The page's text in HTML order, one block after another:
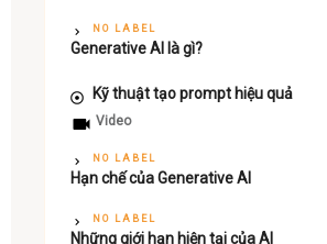
NO LABEL
Generative AI là gì?
Kỹ thuật tạo prompt hiệu quả
Video
NO LABEL
Hạn chế của Generative AI
NO LABEL
Những giới hạn hiện tại của AI